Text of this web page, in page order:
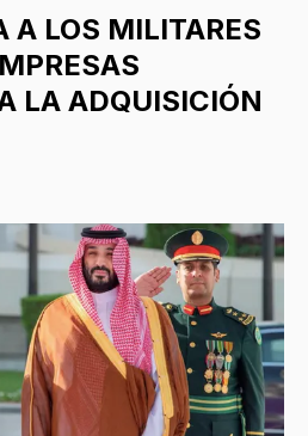
A LOS MILITARES
LA ADQUISICIÓN